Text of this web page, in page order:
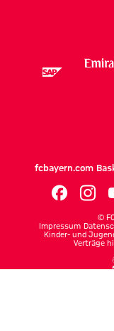
fcbayern.com
©
Impressum
Kinder- und
Verträge